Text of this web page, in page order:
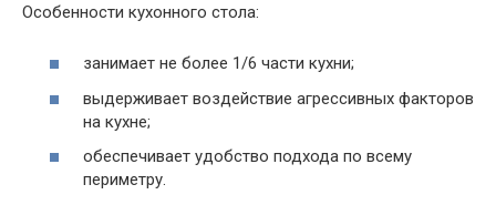
Особенности кухонного стола:
занимает не более 1/6 части кухни;
выдерживает воздействие агрессивных факторов
на кухне;
обеспечивает удобство подхода по всему
периметру.